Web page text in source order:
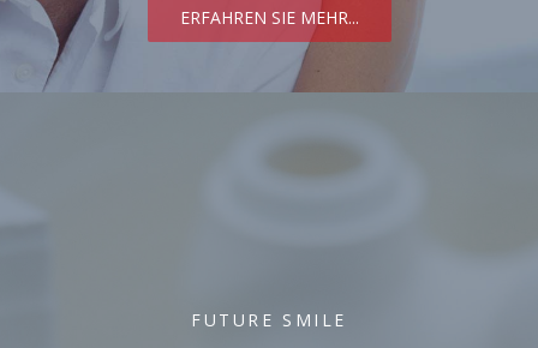
ERFAHREN SIE MEHR...
FUTURE SMILE